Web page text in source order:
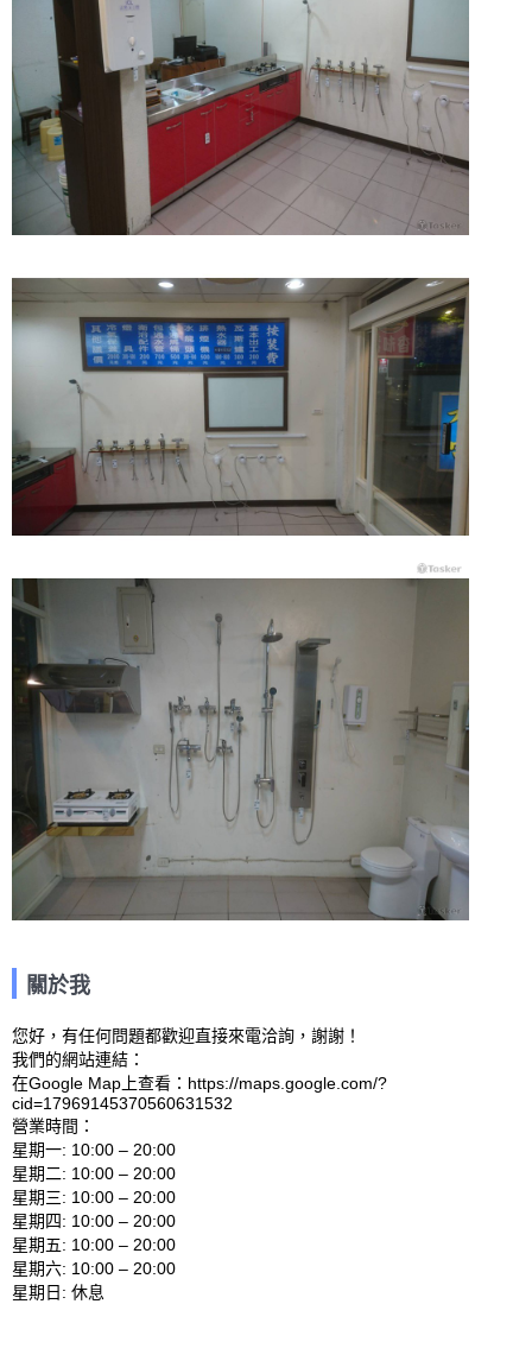
關於我
您好，有任何問題都歡迎直接來電洽詢，謝謝！
我們的網站連結：
在Google Map上查看：https://maps.google.com/?
cid=17969145370560631532
營業時間：
星期一: 10:00 – 20:00
星期二: 10:00 – 20:00
星期三: 10:00 – 20:00
星期四: 10:00 – 20:00
星期五: 10:00 – 20:00
星期六: 10:00 – 20:00